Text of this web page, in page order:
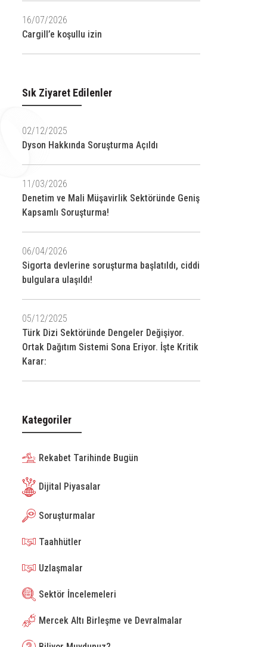
16/07/2026
Cargill’e koşullu izin
Sık Ziyaret Edilenler
02/12/2025
Dyson Hakkında Soruşturma Açıldı
11/03/2026
Denetim ve Mali Müşavirlik Sektöründe Geniş
Kapsamlı Soruşturma!
06/04/2026
Sigorta devlerine soruşturma başlatıldı, ciddi
bulgulara ulaşıldı!
05/12/2025
Türk Dizi Sektöründe Dengeler Değişiyor.
Ortak Dağıtım Sistemi Sona Eriyor. İşte Kritik
Karar:
Kategoriler
Rekabet Tarihinde Bugün
Dijital Piyasalar
Soruşturmalar
Taahhütler
Uzlaşmalar
Sektör İncelemeleri
Mercek Altı Birleşme ve Devralmalar